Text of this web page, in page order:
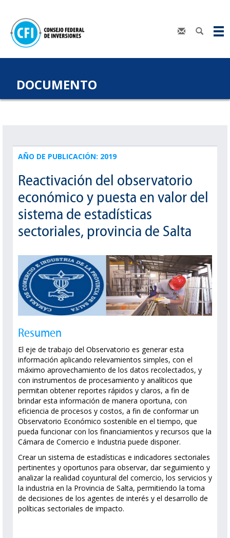
DOCUMENTO
AÑO DE PUBLICACIÓN: 2019
Reactivación del observatorio
económico y puesta en valor del
sistema de estadísticas
sectoriales, provincia de Salta
Resumen
El eje de trabajo del Observatorio es generar esta
información aplicando relevamientos simples, con el
máximo aprovechamiento de los datos recolectados, y
con instrumentos de procesamiento y analíticos que
permitan obtener reportes rápidos y claros, a fin de
brindar esta información de manera oportuna, con
eficiencia de procesos y costos, a fin de conformar un
Observatorio Económico sostenible en el tiempo, que
pueda funcionar con los financiamientos y recursos que la
Cámara de Comercio e Industria puede disponer.
Crear un sistema de estadísticas e indicadores sectoriales
pertinentes y oportunos para observar, dar seguimiento y
analizar la realidad coyuntural del comercio, los servicios y
la industria en la Provincia de Salta, permitiendo la toma
de decisiones de los agentes de interés y el desarrollo de
políticas sectoriales de impacto.